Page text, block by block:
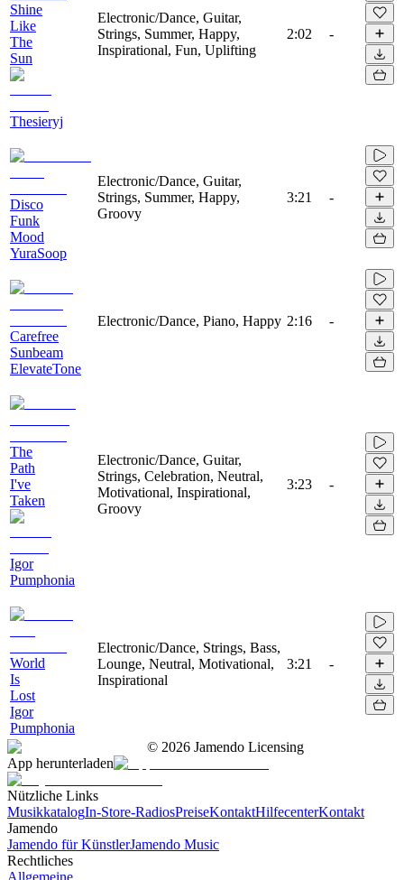
Shine
Like
The
Sun
Thesieryj
Electronic/Dance, Guitar,
Strings, Summer, Happy,
Inspirational, Fun, Uplifting
2:02 -
Disco
Funk
Mood
YuraSoop
Electronic/Dance, Guitar,
Strings, Summer, Happy,
Groovy
3:21 -
Carefree
Sunbeam
ElevateTone
Electronic/Dance, Piano, Happy 2:16 -
The
Path
I've
Taken
Igor
Pumphonia
Electronic/Dance, Guitar,
Strings, Celebration, Neutral,
Motivational, Inspirational,
Groovy
3:23 -
World
Is
Lost
Igor
Pumphonia
Electronic/Dance, Strings, Bass,
Lounge, Neutral, Motivational,
Inspirational
3:21 -
© 2026 Jamendo Licensing
App herunterladen
Nützliche Links
MusikkatalogIn-Store-RadiosPreiseKontaktHilfecenterKontakt
Jamendo
Jamendo für KünstlerJamendo Music
Rechtliches
Allgemeine